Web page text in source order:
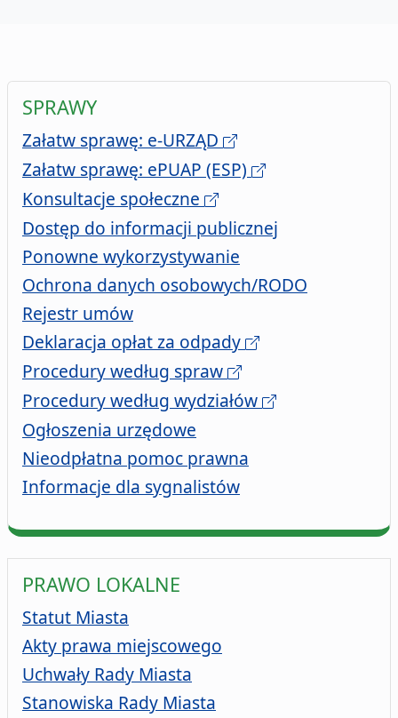
SPRAWY
Załatw sprawę: e-URZĄD
Załatw sprawę: ePUAP (ESP)
Konsultacje społeczne
Dostęp do informacji publicznej
Ponowne wykorzystywanie
Ochrona danych osobowych/RODO
Rejestr umówzawartych przez Urząd Miasta
Deklaracja opłat za odpady
Procedury według spraw
Procedury według wydziałów
Ogłoszenia urzędowe
Nieodpłatna pomoc prawna
Informacje dla sygnalistów
PRAWO LOKALNE
Statut Miasta
Akty prawa miejscowego
Uchwały Rady Miasta
Stanowiska Rady Miasta